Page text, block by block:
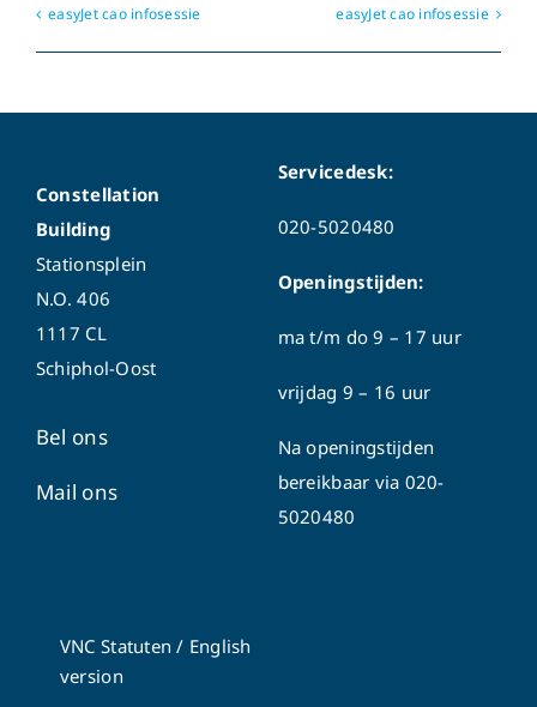
easyJet cao infosessie easyJet cao infosessie
Constellation
Building
Stationsplein
N.O. 406
1117 CL
Schiphol-Oost
Bel ons
Mail ons
Servicedesk:
020-5020480
Openingstijden:
ma t/m do9 – 17 uur
vrijdag 9 – 16 uur
Na openingstijden
bereikbaar via 020-
5020480
VNC Statuten / English
version